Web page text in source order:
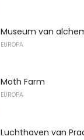
Museum van
EUROPA
Moth Farm
EUROPA
Luchthaven van